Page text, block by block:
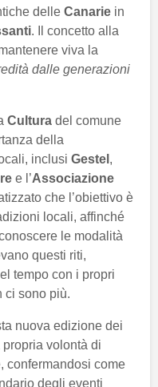
delle Canarie in
. Il concetto alla
viva la
dalle generazioni
Cultura del comune
della
inclusi Gestel ,
e l’Associazione
che l’obiettivo è
locali, affinché
le modalità
questi riti,
tempo con i propri
ci sono più.
nuova edizione dei
volontà di
confermandosi come
degli eventi